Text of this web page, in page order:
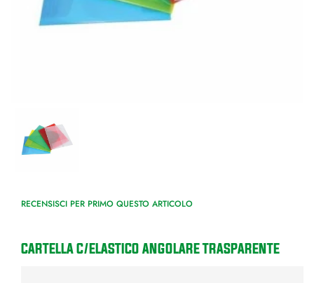
RECENSISCI PER PRIMO QUESTO ARTICOLO
CARTELLA C/ELASTICO ANGOLARE TRASPARENTE